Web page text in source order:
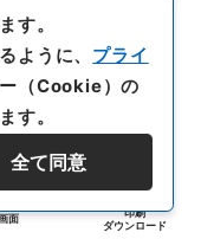
面
印刷
ダウンロード
す。
ように、 プライ
（Cookie）の
す。
全て同意